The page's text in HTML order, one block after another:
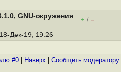
GNU-окружения
+ / –
Дек-19, 19:26
#0 Наверх Cообщить модератору